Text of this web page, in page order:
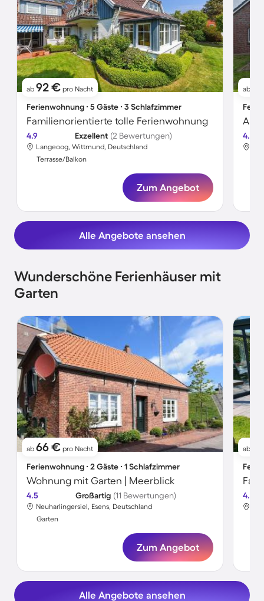
ab 92 € pro Nacht
Ferienwohnung ∙ 5 Gäste ∙ 3 Schlafzimmer
Familienorientierte tolle Ferienwohnung
4.9 Exzellent (2 Bewertungen)
Langeoog, Wittmund, Deutschland
Terrasse/Balkon
Zum Angebot
ab
4.5
Alle Angebote ansehen
Wunderschöne Ferienhäuser mit
Garten
ab 66 € pro Nacht
Ferienwohnung ∙ 2 Gäste ∙ 1 Schlafzimmer
Wohnung mit Garten | Meerblick
4.5 Großartig (11 Bewertungen)
Neuharlingersiel, Esens, Deutschland
Garten
Zum Angebot
ab
4.7
Alle Angebote ansehen